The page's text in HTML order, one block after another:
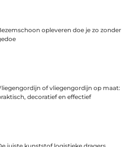
opleveren doe je zo zonder
of vliegengordijn op maat:
decoratief en effectief